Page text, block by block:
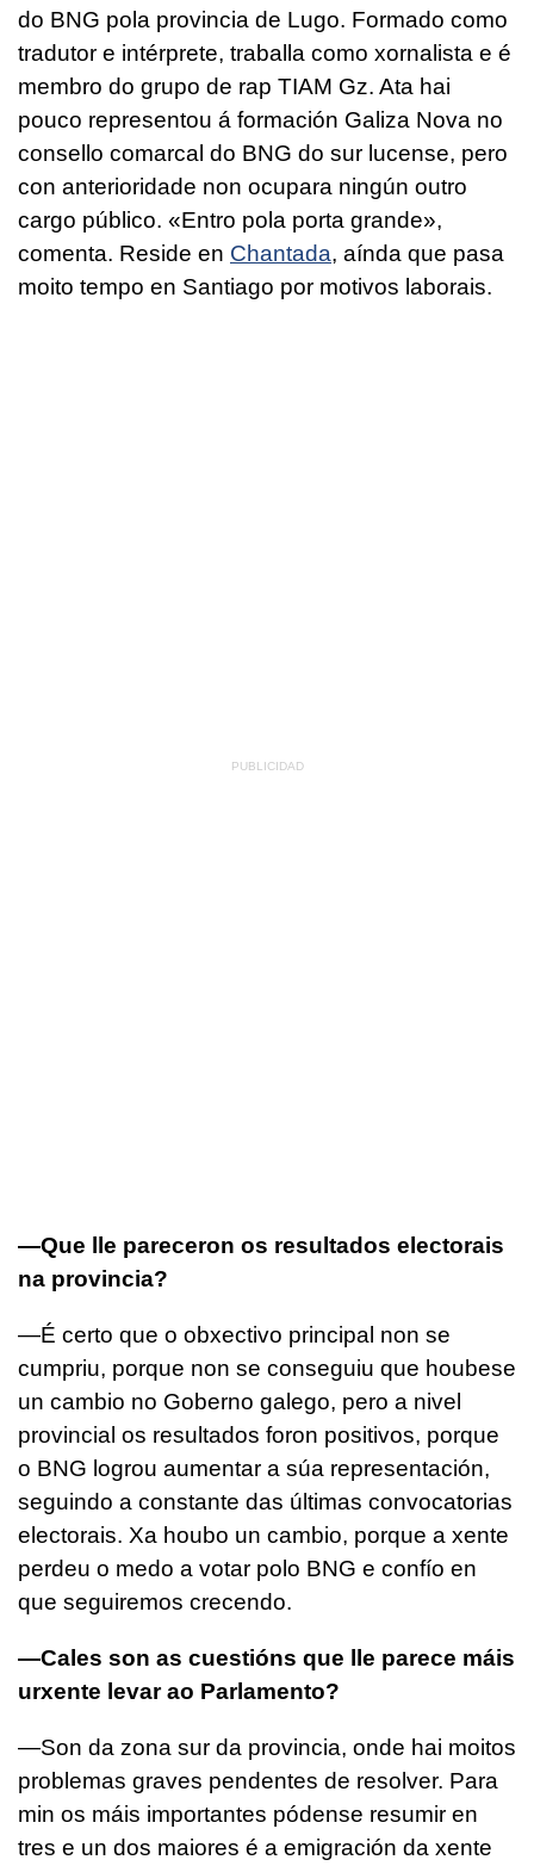
do BNG pola provincia de Lugo. Formado como
tradutor e intérprete, traballa como xornalista e é
membro do grupo de rap TIAM Gz. Ata hai
pouco representou á formación Galiza Nova no
consello comarcal do BNG do sur lucense, pero
con anterioridade non ocupara ningún outro
cargo público. «Entro pola porta grande»,
comenta. Reside en Chantada, aínda que pasa
moito tempo en Santiago por motivos laborais.
—Que lle pareceron os resultados electorais
na provincia?
—É certo que o obxectivo principal non se
cumpriu, porque non se conseguiu que houbese
un cambio no Goberno galego, pero a nivel
provincial os resultados foron positivos, porque
o BNG logrou aumentar a súa representación,
seguindo a constante das últimas convocatorias
electorais. Xa houbo un cambio, porque a xente
perdeu o medo a votar polo BNG e confío en
que seguiremos crecendo.
—Cales son as cuestións que lle parece máis
urxente levar ao Parlamento?
—Son da zona sur da provincia, onde hai moitos
problemas graves pendentes de resolver. Para
min os máis importantes pódense resumir en
tres e un dos maiores é a emigración da xente